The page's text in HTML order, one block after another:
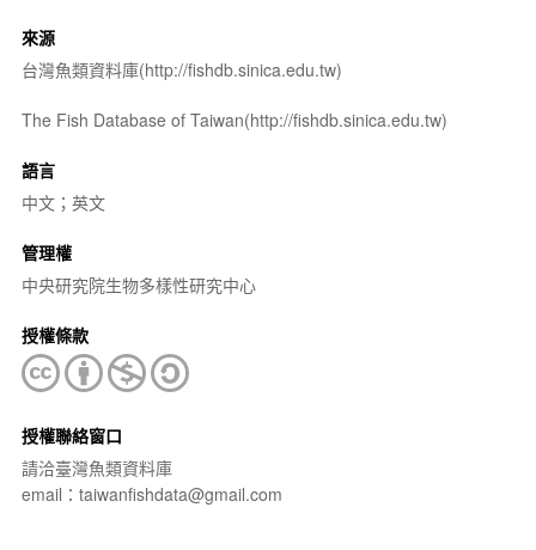
來源
台灣魚類資料庫(http://fishdb.sinica.edu.tw)
The Fish Database of Taiwan(http://fishdb.sinica.edu.tw)
語言
中文；英文
管理權
中央研究院生物多樣性研究中心
授權條款
授權聯絡窗口
請洽臺灣魚類資料庫
email：taiwanfishdata@gmail.com